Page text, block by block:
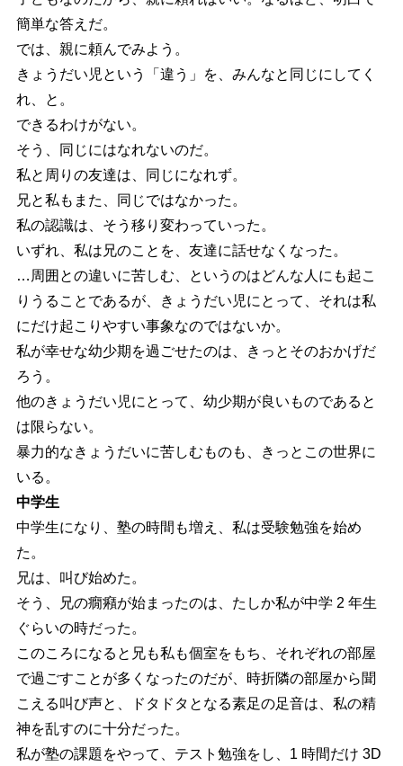
簡単な答えだ。
では、親に頼んでみよう。
きょうだい児という「違う」を、みんなと同じにしてく
れ、と。
できるわけがない。
そう、同じにはなれないのだ。
私と周りの友達は、同じになれず。
兄と私もまた、同じではなかった。
私の認識は、そう移り変わっていった。
いずれ、私は兄のことを、友達に話せなくなった。
…周囲との違いに苦しむ、というのはどんな人にも起こ
りうることであるが、きょうだい児にとって、それは私
にだけ起こりやすい事象なのではないか。
私が幸せな幼少期を過ごせたのは、きっとそのおかげだ
ろう。
他のきょうだい児にとって、幼少期が良いものであると
は限らない。
暴力的なきょうだいに苦しむものも、きっとこの世界に
いる。
中学生
中学生になり、塾の時間も増え、私は受験勉強を始め
た。
兄は、叫び始めた。
そう、兄の癇癪が始まったのは、たしか私が中学 2 年生
ぐらいの時だった。
このころになると兄も私も個室をもち、それぞれの部屋
で過ごすことが多くなったのだが、時折隣の部屋から聞
こえる叫び声と、ドタドタとなる素足の足音は、私の精
神を乱すのに十分だった。
私が塾の課題をやって、テスト勉強をし、1 時間だけ 3D